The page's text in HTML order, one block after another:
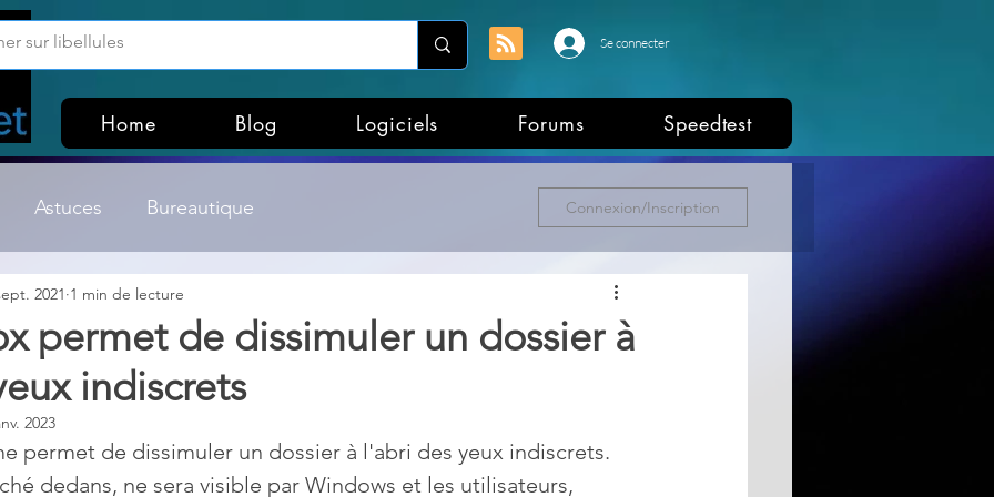
Se connecter
Home Blog Logiciels Forums Speedtest
Astuces Bureautique
Customisation Windows
de fichiers Gestion Système
Lightroom & Photoshop
Connexion/Inscription
permet de dissimuler un dossier à
indiscrets
2021 1 min de lecture
2023
permet de dissimuler un dossier à l'abri des yeux indiscrets.
dedans, ne sera visible par Windows et les utilisateurs,